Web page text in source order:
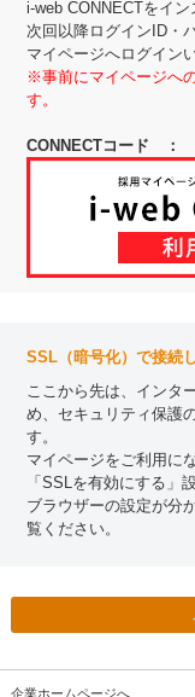
i-web CONNECTをイン
次回以降ログインID・
マイページへログイン
※事前にマイページへ
す。
CONNECTコード ：
SSL（暗号化）で接続
ここから先は、インタ
め、セキュリティ保護
す。
マイページをご利用に
「SSLを有効にする」
ブラウザーの設定が分
覧ください。
企業ホームページへ